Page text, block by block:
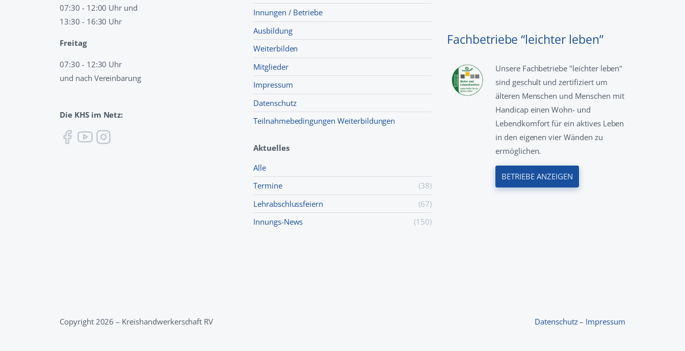
07:30 - 12:00 Uhr und
13:30 - 16:30 Uhr
Freitag
07:30 - 12:30 Uhr
und nach Vereinbarung
Die KHS im Netz:
Innungen / Betriebe
Ausbildung
Weiterbilden
Mitglieder
Impressum
Datenschutz
Teilnahmebedingungen Weiterbildungen
Aktuelles
Alle
Termine
(38)
Lehr­abschluss­feiern
(67)
Innungs-News
(150)
Fachbetriebe “leichter leben”
Unsere Fachbetriebe "leichter leben"
sind geschult und zertifiziert um
älteren Menschen und Menschen mit
Handicap einen Wohn- und
Lebendkomfort für ein aktives Leben
in den eigenen vier Wänden zu
ermöglichen.
BETRIEBE ANZEIGEN
Copyright 2026 – Kreishandwerkerschaft RV Datenschutz– Impressum